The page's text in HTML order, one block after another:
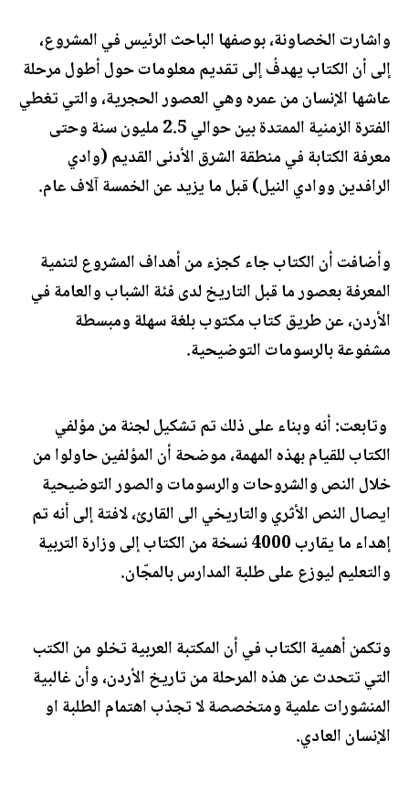
واشارت الخصاونة، بوصفها الباحث الرئيس في المشروع،
إلى أن الكتاب يهدفُ إلى تقديم معلومات حول أطول مرحلة
عاشها الإنسان من عمره وهي العصور الحجرية، والتي تغطي
الفترة الزمنية الممتدة بين حوالي 2.5 مليون سنة وحتى
معرفة الكتابة في منطقة الشرق الأدنى القديم (وادي
الرافدين ووادي النيل) قبل ما يزيد عن الخمسة آلاف عام.
وأضافت أن الكتاب جاء كجزء من أهداف المشروع لتنمية
المعرفة بعصور ما قبل التاريخ لدى فئة الشباب والعامة في
الأردن، عن طريق كتاب مكتوب بلغة سهلة ومبسطة
مشفوعة بالرسومات التوضيحية.
وتابعت: أنه وبناء على ذلك تم تشكيل لجنة من مؤلفي
الكتاب للقيام بهذه المهمة، موضحة أن المؤلفين حاولوا من
خلال النص والشروحات والرسومات والصور التوضيحية
ايصال النص الأثري والتاريخي الى القارئ، لافتة إلى أنه تم
إهداء ما يقارب 4000 نسخة من الكتاب إلى وزارة التربية
والتعليم ليوزع على طلبة المدارس بالمجّان.
وتكمن أهمية الكتاب في أن المكتبة العربية تخلو من الكتب
التي تتحدث عن هذه المرحلة من تاريخ الأردن، وأن غالبية
المنشورات علمية ومتخصصة لا تجذب اهتمام الطلبة او
الإنسان العادي.